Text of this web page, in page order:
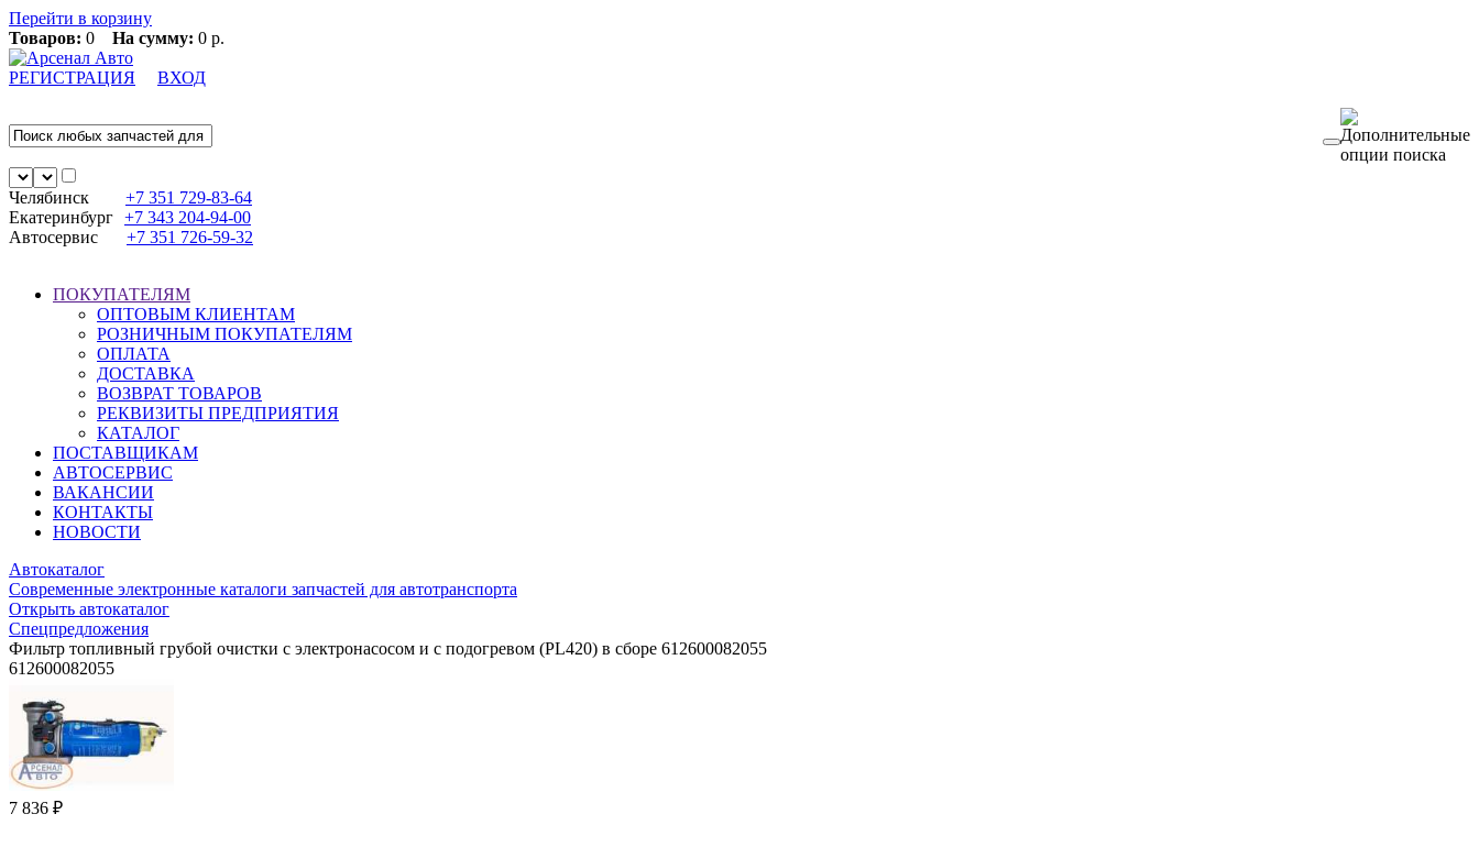
Перейти в корзину
Товаров: 0 На сумму: 0 р.
РЕГИСТРАЦИЯ ВХОД
Челябинск +7 351 729-83-64
Екатеринбург +7 343 204-94-00
Автосервис
+7 351 726-59-32
ПОКУПАТЕЛЯМ
ОПТОВЫМ КЛИЕНТАМ
РОЗНИЧНЫМ ПОКУПАТЕЛЯМ
ОПЛАТА
ДОСТАВКА
ВОЗВРАТ ТОВАРОВ
РЕКВИЗИТЫ ПРЕДПРИЯТИЯ
КАТАЛОГ
ПОСТАВЩИКАМ
АВТОСЕРВИС
ВАКАНСИИ
КОНТАКТЫ
НОВОСТИ
Автокаталог
Современные электронные каталоги запчастей для автотранспорта
Открыть автокаталог
Спецпредложения
Фильтр топливный грубой очистки с электронасосом и с подогревом (PL420) в сборе 612600082055
612600082055
7 836 ₽